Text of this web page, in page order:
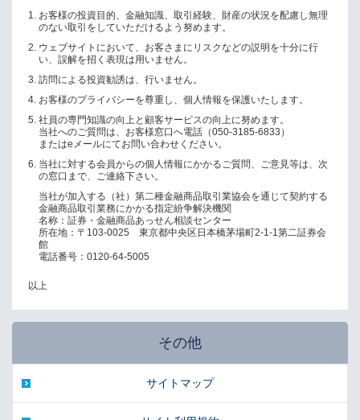
1. お客様の投資目的、金融知識、取引経験、財産の状況を配慮し無理
のない取引をしていただけるよう努めます。
2. ウェブサイトにおいて、お客さまにリスクなどの説明を十分に行
い、誤解を招く表現は用いません。
3. 訪問による投資勧誘は、行いません。
4. お客様のプライバシーを尊重し、個人情報を保護いたします。
5. 社員の専門知識の向上と顧客サービスの向上に努めます。
当社へのご質問は、お客様窓口へ電話（050-3185-6833）
またはeメールにてお問い合わせください。
6. 当社に対する会員からの個人情報にかかるご質問、ご意見等は、次
の窓口まで、ご連絡下さい。
当社が加入する（社）第二種金融商品取引業協会を通じて契約する
金融商品取引業務にかかる指定紛争解決機関
名称：証券・金融商品あっせん相談センター
所在地：〒103-0025 東京都中央区日本橋茅場町2-1-1第二証券会
館
電話番号：0120-64-5005
以上
その他
サイトマップ